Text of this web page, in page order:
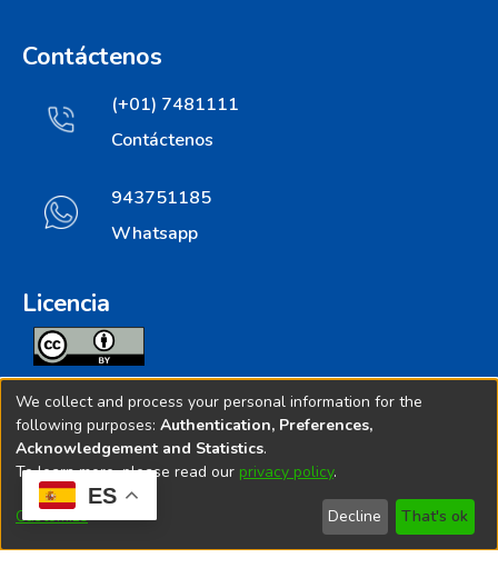
ES
Contáctenos
(+01) 7481111
Contáctenos
943751185
Whatsapp
Licencia
Todos los contenidos de repositorio.ins.gob.pe estan
licenciados bajo
Creative Commoms License
© 2025. Instituto Nacional de Salud - Implementado por
We collect and process your personal information for the
following purposes: Authentication, Preferences,
Acknowledgement and Statistics.
To learn more, please read our privacy policy.
Customize Decline That's ok